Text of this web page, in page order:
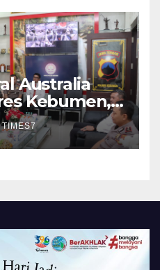
Australia
Kebumen,
TIMES7